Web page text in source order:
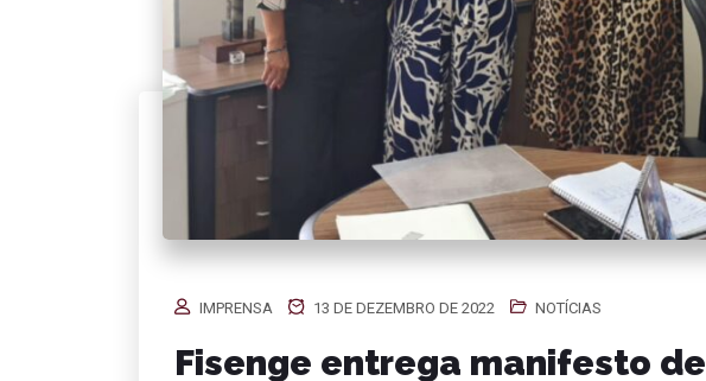
IMPRENSA 13 DE DEZEMBRO DE 2022 NOTÍCIAS
Fisenge entrega manifesto de